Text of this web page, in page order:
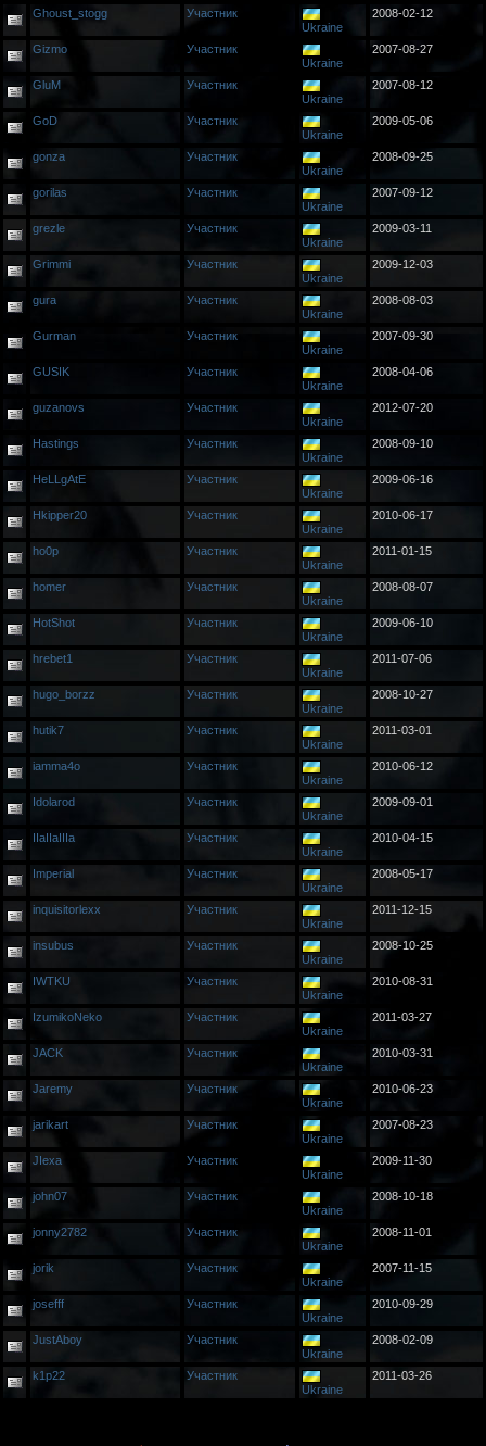
Ghoust_stogg
Участник
Ukraine
2008-02-12
Gizmo
Участник
Ukraine
2007-08-27
GluM
Участник
Ukraine
2007-08-12
GoD
Участник
Ukraine
2009-05-06
gonza
Участник
Ukraine
2008-09-25
gorilas
Участник
Ukraine
2007-09-12
grezle
Участник
Ukraine
2009-03-11
Grimmi
Участник
Ukraine
2009-12-03
gura
Участник
Ukraine
2008-08-03
Gurman
Участник
Ukraine
2007-09-30
GUSIK
Участник
Ukraine
2008-04-06
guzanovs
Участник
Ukraine
2012-07-20
Hastings
Участник
Ukraine
2008-09-10
HeLLgAtE
Участник
Ukraine
2009-06-16
Hkipper20
Участник
Ukraine
2010-06-17
ho0p
Участник
Ukraine
2011-01-15
homer
Участник
Ukraine
2008-08-07
HotShot
Участник
Ukraine
2009-06-10
hrebet1
Участник
Ukraine
2011-07-06
hugo_borzz
Участник
Ukraine
2008-10-27
hutik7
Участник
Ukraine
2011-03-01
iamma4o
Участник
Ukraine
2010-06-12
Idolarod
Участник
Ukraine
2009-09-01
IIaIIaIIIa
Участник
Ukraine
2010-04-15
Imperial
Участник
Ukraine
2008-05-17
inquisitorlexx
Участник
Ukraine
2011-12-15
insubus
Участник
Ukraine
2008-10-25
IWTKU
Участник
Ukraine
2010-08-31
IzumikoNeko
Участник
Ukraine
2011-03-27
JACK
Участник
Ukraine
2010-03-31
Jaremy
Участник
Ukraine
2010-06-23
jarikart
Участник
Ukraine
2007-08-23
JIexa
Участник
Ukraine
2009-11-30
john07
Участник
Ukraine
2008-10-18
jonny2782
Участник
Ukraine
2008-11-01
jorik
Участник
Ukraine
2007-11-15
josefff
Участник
Ukraine
2010-09-29
JustAboy
Участник
Ukraine
2008-02-09
k1p22
Участник
Ukraine
2011-03-26